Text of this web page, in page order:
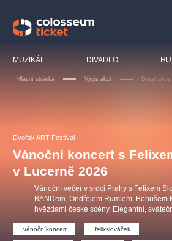
MUZIKÁL DIVADLO
Hlavní stránka Výpis akcí Detail akce
Dvořák ART Festival
Vánoční koncert s
v Lucerně 2026
Vánoční večer v srdci Prahy s Felixem
BANDem, Ondřejem Rumlem, Bohušem
hvězdami české scény. Elegantní,
vánočníkoncert felixslováček
OBYČEJNÁ HOLKA
Agentura 44, s.r.o.
s.r.o.
Ostatní hledají
muzikálypraha